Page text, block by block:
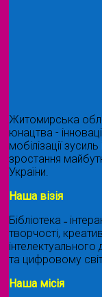
Житомирська
юнацтва -
мобілізації
зростання
України.
Наша візія
Бібліотека ˗
творчості,
та цифровому
Наша місія